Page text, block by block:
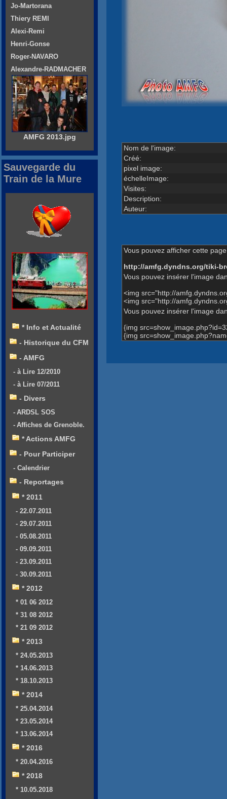
Nom de l'image:
Créé:
pixel image:
échelleImage:
Visites:
Description:
Auteur:
Vous pouvez afficher cette
http://amfg.dyndns.org/tiki-
Vous pouvez insérer l'image
<img src="http://
<img src="http://
Vous pouvez insérer l'image
{img
{img
Jo-Martorana
Thiery REMI
Alexi-Remi
Henri-Gonse
Roger-NAVARO
Alexandre-RADMACHER
AMFG 2013.jpg
Sauvegarde du
Train de la Mure
* Info et Actualité
- Historique du CFM
- AMFG
- à Lire 12/2010
- à Lire 07/2011
- Divers
- ARDSL SOS
- Affiches de Grenoble.
* Actions AMFG
- Pour Participer
- Calendrier
- Reportages
* 2011
- 22.07.2011
- 29.07.2011
- 05.08.2011
- 09.09.2011
- 23.09.2011
- 30.09.2011
* 2012
* 01 06 2012
* 31 08 2012
* 21 09 2012
* 2013
* 24.05.2013
* 14.06.2013
* 18.10.2013
* 2014
* 25.04.2014
* 23.05.2014
* 13.06.2014
* 2016
* 20.04.2016
* 2018
* 10.05.2018